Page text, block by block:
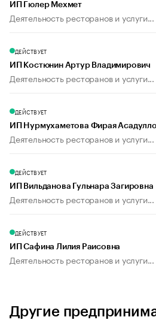
ИП Гюлер Мехмет
Деятельность ресторанов и услуги...
ДЕЙСТВУЕТ
ИП Костюнин Артур Владимирович
Деятельность ресторанов и услуги...
ДЕЙСТВУЕТ
ИП Нурмухаметова Фирая
Деятельность ресторанов и услуги...
ДЕЙСТВУЕТ
ИП Вильданова Гульнара Загировна
Деятельность ресторанов и услуги...
ДЕЙСТВУЕТ
ИП Сафина Лилия Раисовна
Деятельность ресторанов и услуги...
Другие